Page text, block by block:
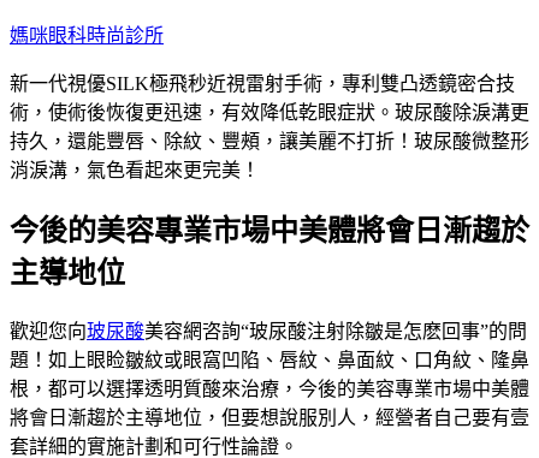
跳
主
要
內
容
媽咪眼科時尚診所
新一代視優SILK極飛秒近視雷射手術，專利雙凸透鏡密合技
術，使術後恢復更迅速，有效降低乾眼症狀。玻尿酸除淚溝更
持久，還能豐唇、除紋、豐頰，讓美麗不打折！玻尿酸微整形
消淚溝，氣色看起來更完美！
今後的美容專業市場中美體將會日漸趨於
主導地位
歡迎您向玻尿酸美容網咨詢“玻尿酸注射除皺是怎麽回事”的問
題！如上眼睑皺紋或眼窩凹陷、唇紋、鼻面紋、口角紋、隆鼻
根，都可以選擇透明質酸來治療，今後的美容專業市場中美體
將會日漸趨於主導地位，但要想說服別人，經營者自己要有壹
套詳細的實施計劃和可行性論證。